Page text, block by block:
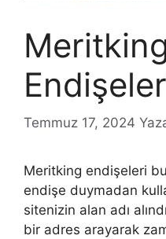
Temmuz 17, 2024
Meritking endişeleri
endişe duymadan
sitenizin alan adı
bir adres arayarak